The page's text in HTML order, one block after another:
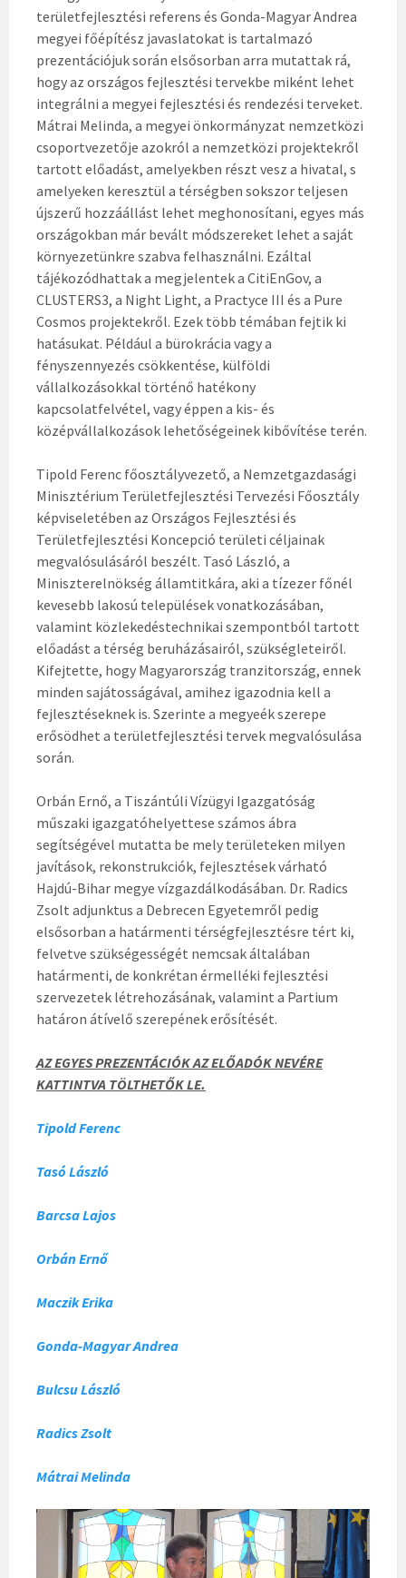
területfejlesztési referens és Gonda-Magyar Andrea
megyei főépítész javaslatokat is tartalmazó
prezentációjuk során elsősorban arra mutattak rá,
hogy az országos fejlesztési tervekbe miként lehet
integrálni a megyei fejlesztési és rendezési terveket.
Mátrai Melinda, a megyei önkormányzat nemzetközi
csoportvezetője azokról a nemzetközi projektekről
tartott előadást, amelyekben részt vesz a hivatal, s
amelyeken keresztül a térségben sokszor teljesen
újszerű hozzáállást lehet meghonosítani, egyes más
országokban már bevált módszereket lehet a saját
környezetünkre szabva felhasználni. Ezáltal
tájékozódhattak a megjelentek a CitiEnGov, a
CLUSTERS3, a Night Light, a Practyce III és a Pure
Cosmos projektekről. Ezek több témában fejtik ki
hatásukat. Például a bürokrácia vagy a
fényszennyezés csökkentése, külföldi
vállalkozásokkal történő hatékony
kapcsolatfelvétel, vagy éppen a kis- és
középvállalkozások lehetőségeinek kibővítése terén.
Tipold Ferenc főosztályvezető, a Nemzetgazdasági
Minisztérium Területfejlesztési Tervezési Főosztály
képviseletében az Országos Fejlesztési és
Területfejlesztési Koncepció területi céljainak
megvalósulásáról beszélt. Tasó László, a
Miniszterelnökség államtitkára, aki a tízezer főnél
kevesebb lakosú települések vonatkozásában,
valamint közlekedéstechnikai szempontból tartott
előadást a térség beruházásairól, szükségleteiről.
Kifejtette, hogy Magyarország tranzitország, ennek
minden sajátosságával, amihez igazodnia kell a
fejlesztéseknek is. Szerinte a megyeék szerepe
erősödhet a területfejlesztési tervek megvalósulása
során.
Orbán Ernő, a Tiszántúli Vízügyi Igazgatóság
műszaki igazgatóhelyettese számos ábra
segítségével mutatta be mely területeken milyen
javítások, rekonstrukciók, fejlesztések várható
Hajdú-Bihar megye vízgazdálkodásában. Dr. Radics
Zsolt adjunktus a Debrecen Egyetemről pedig
elsősorban a határmenti térségfejlesztésre tért ki,
felvetve szükségességét nemcsak általában
határmenti, de konkrétan érmelléki fejlesztési
szervezetek létrehozásának, valamint a Partium
határon átívelő szerepének erősítését.
AZ EGYES PREZENTÁCIÓK AZ ELŐADÓK NEVÉRE
KATTINTVA TÖLTHETŐK LE.
Tipold Ferenc
Tasó László
Barcsa Lajos
Orbán Ernő
Maczik Erika
Gonda-Magyar Andrea
Bulcsu László
Radics Zsolt
Mátrai Melinda